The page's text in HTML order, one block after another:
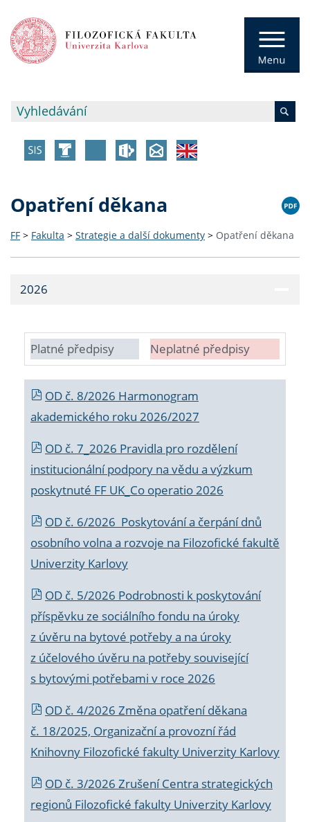
Opatření děkana
FF > Fakulta > Strategie a další dokumenty > Opatření děkana
2026
Platné předpisy Neplatné předpisy
OD č. 8/2026 Harmonogram
akademického roku 2026/2027
OD č. 7_2026 Pravidla pro rozdělení
institucionální podpory na vědu a výzkum
poskytnuté FF UK_Co operatio 2026
OD č. 6/2026 Poskytování a čerpání dnů
osobního volna a rozvoje na Filozofické fakultě
Univerzity Karlovy
OD č. 5/2026 Podrobnosti k poskytování
příspěvku ze sociálního fondu na úroky
z úvěru na bytové potřeby a na úroky
z účelového úvěru na potřeby související
s bytovými potřebami v roce 2026
OD č. 4/2026 Změna opatření děkana
č. 18/2025, Organizační a provozní řád
Knihovny Filozofické fakulty Univerzity Karlovy
OD č. 3/2026 Zrušení Centra strategických
regionů Filozofické fakulty Univerzity Karlovy